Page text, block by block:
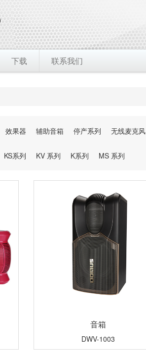
下载 联系我们
效果器 辅助音箱 停产系列 无线麦克风
KS系列 KV 系列 K系列 MS 系列
音箱
DWV-1003